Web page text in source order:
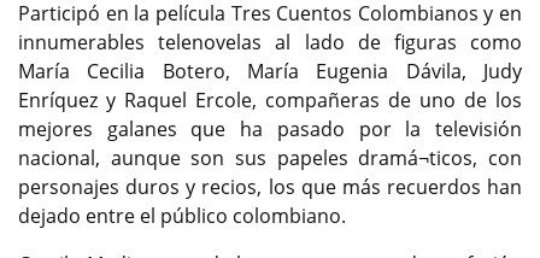
Participó en la película Tres Cuentos Colombianos y en
innumerables telenovelas al lado de figuras como
María Cecilia Botero, María Eugenia Dávila, Judy
Enríquez y Raquel Ercole, compañeras de uno de los
mejores galanes que ha pasado por la televisión
nacional, aunque son sus papeles dramá¬ticos, con
personajes duros y recios, los que más recuerdos han
dejado entre el público colombiano.